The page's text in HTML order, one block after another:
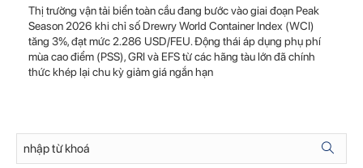
Thị trường vận tải biển toàn cầu đang bước vào giai đoạn Peak
Season 2026 khi chỉ số Drewry World Container Index (WCI)
tăng 3%, đạt mức 2.286 USD/FEU. Động thái áp dụng phụ phí
mùa cao điểm (PSS), GRI và EFS từ các hãng tàu lớn đã chính
thức khép lại chu kỳ giảm giá ngắn hạn